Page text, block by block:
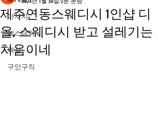
마사지
에스테틱
왁싱
구인구직
제주연동스웨디시 1인샵 디
올, 스웨디시 받고 설레기는
처음이네